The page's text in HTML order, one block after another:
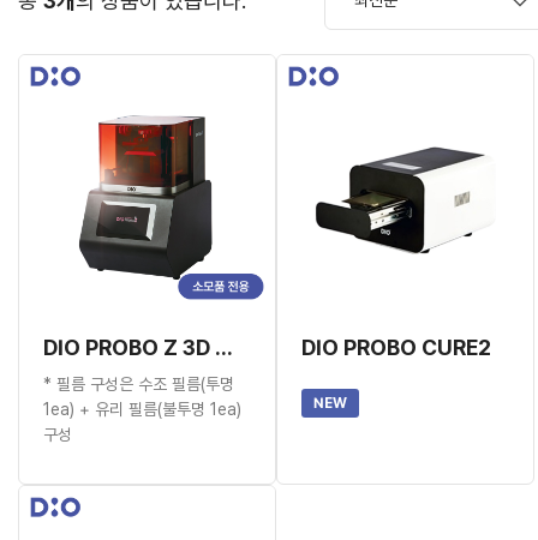
DIO PROBO Z 3D 프린터 (소모품 전용)
* 필름 구성은 수조 필름(투명
1ea) + 유리 필름(불투명 1ea)
구성
DIO PROBO CURE2
NEW